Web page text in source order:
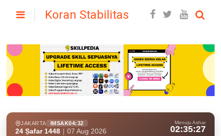
Koran Stabilitas
JAKARTA IMSAK04:32
24 Ṣafar 1448 07 Aug 2026
Menuju Ashar
02:35:25